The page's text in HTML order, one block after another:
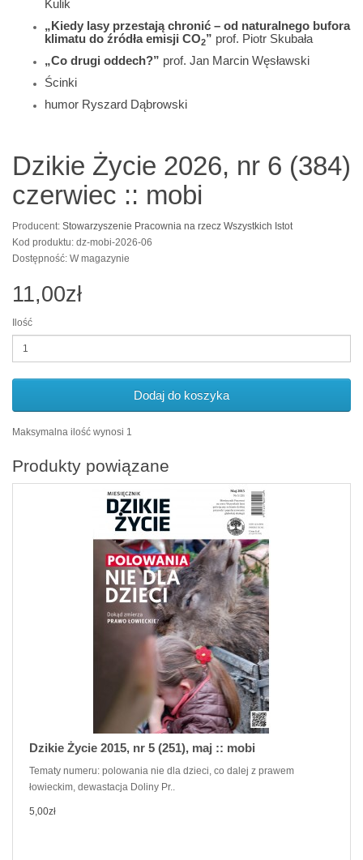
Kulik
„Kiedy lasy przestają chronić – od naturalnego bufora
klimatu do źródła emisji CO2” prof. Piotr Skubała
„Co drugi oddech?” prof. Jan Marcin Węsławski
Ścinki
humor Ryszard Dąbrowski
Dzikie Życie 2026, nr 6 (384)
czerwiec :: mobi
Producent: Stowarzyszenie Pracownia na rzecz Wszystkich Istot
Kod produktu: dz-mobi-2026-06
Dostępność: W magazynie
11,00zł
Ilość
Dodaj do koszyka
Maksymalna ilość wynosi 1
Produkty powiązane
Dzikie Życie 2015, nr 5 (251), maj :: mobi
Tematy numeru: polowania nie dla dzieci, co dalej z prawem
łowieckim, dewastacja Doliny Pr..
5,00zł